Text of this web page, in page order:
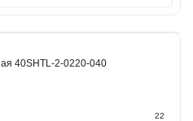
40SHTL-2-0220-040
22